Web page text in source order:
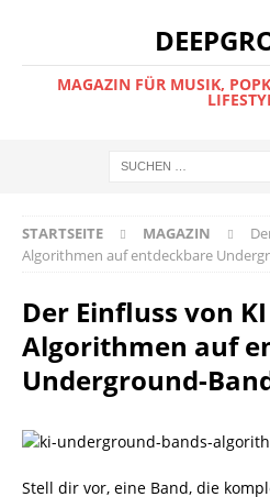
MAGAZIN FÜR MUSIK,
STARTSEITE MAGAZIN
Algorithmen auf entdeckbare
Der Einfluss von
Algorithmen auf
Underground-
Stell dir vor, eine Band, die